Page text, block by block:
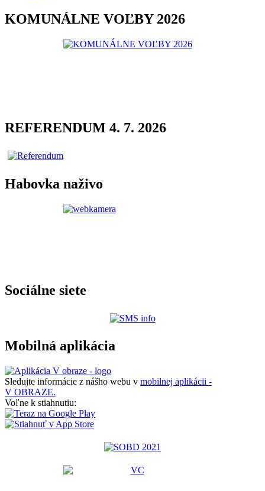
KOMUNÁLNE VOĽBY 2026
REFERENDUM 4. 7. 2026
Habovka naživo
Sociálne siete
Mobilná aplikácia
Sledujte informácie z nášho webu v mobilnej aplikácii -
V OBRAZE.
Voľne k stiahnutiu: